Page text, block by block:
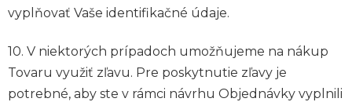
vyplňovať Vaše identifikačné údaje.
10. V niektorých prípadoch umožňujeme na nákup
Tovaru využiť zľavu. Pre poskytnutie zľavy je
potrebné, aby ste v rámci návrhu Objednávky vyplnili